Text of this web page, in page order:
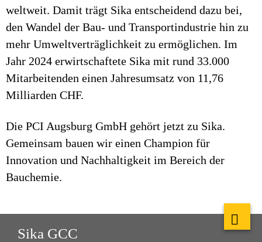
weltweit. Damit trägt Sika entscheidend dazu bei,
den Wandel der Bau- und Transportindustrie hin zu
mehr Umweltverträglichkeit zu ermöglichen. Im
Jahr 2024 erwirtschaftete Sika mit rund 33.000
Mitarbeitenden einen Jahresumsatz von 11,76
Milliarden CHF.
Die PCI Augsburg GmbH gehört jetzt zu Sika.
Gemeinsam bauen wir einen Champion für
Innovation und Nachhaltigkeit im Bereich der
Bauchemie.
Sika GCC